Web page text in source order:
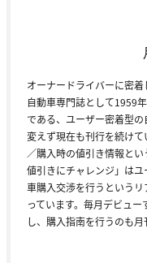
オーナードライバーに密
自動車専門誌として1959
である、ユーザー密着型
変えず現在も刊行を続け
／購入時の値引き情報と
値引きにチャレンジ」は
車購入交渉を行うという
っています。毎月デビュ
し、購入指南を行うのも月